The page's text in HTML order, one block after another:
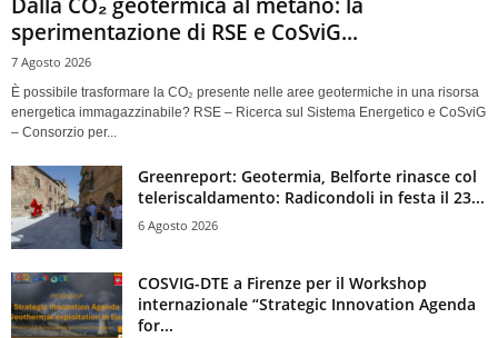
Dalla CO₂ geotermica al metano: la
sperimentazione di RSE e CoSviG...
7 Agosto 2026
È possibile trasformare la CO₂ presente nelle aree geotermiche in una risorsa
energetica immagazzinabile? RSE – Ricerca sul Sistema Energetico e CoSviG
– Consorzio per...
Greenreport: Geotermia, Belforte rinasce col
teleriscaldamento: Radicondoli in festa il 23...
6 Agosto 2026
COSVIG-DTE a Firenze per il Workshop
internazionale “Strategic Innovation Agenda
for...